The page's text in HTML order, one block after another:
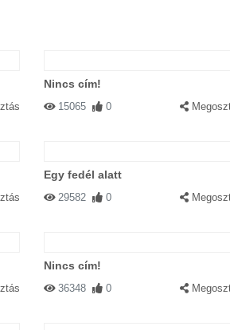
Nincs cím!
15065 0
Egy fedél alatt
29582 0
Nincs cím!
36348 0